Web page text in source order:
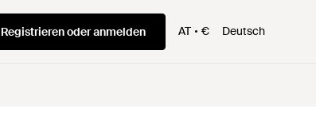
Registrieren oder anmelden AT € Deutsch